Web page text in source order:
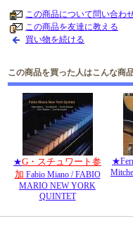
この商品について問い合わ
この商品を友達に教える
買い物を続ける
この商品を買った人はこんな商
★G・スチュワート参
加 Fabio Miano / FABIO
MARIO NEW YORK
QUINTET